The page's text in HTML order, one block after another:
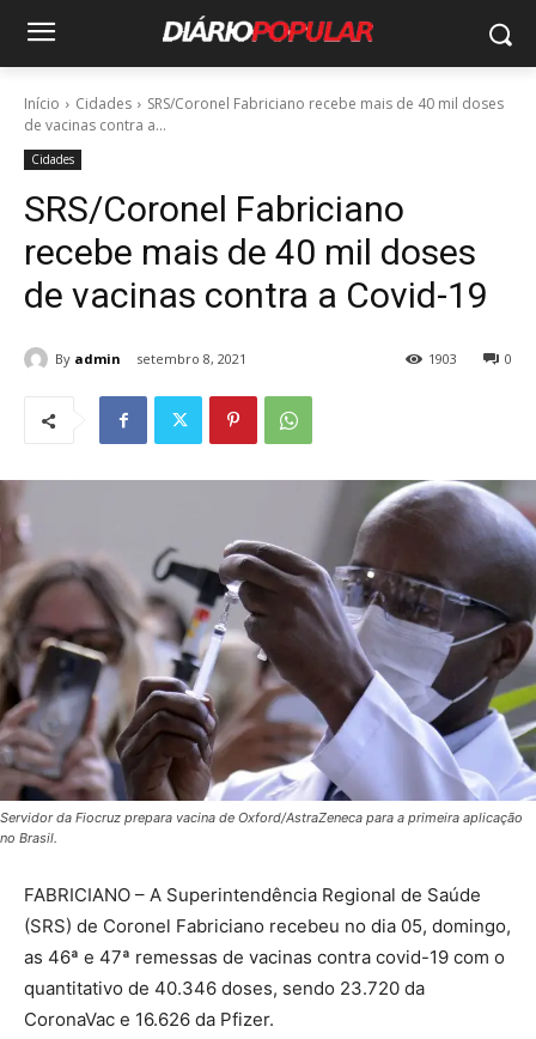
Início Cidades
SRS/Coronel Fabriciano recebe mais de 40 mil doses
de vacinas contra a...
Cidades
SRS/Coronel Fabriciano
recebe mais de 40 mil doses
de vacinas contra a Covid-19
By admin setembro 8, 2021 0
1903
Servidor da Fiocruz prepara vacina de Oxford/AstraZeneca para a primeira aplicação
no Brasil.
FABRICIANO – A Superintendência Regional de Saúde
(SRS) de Coronel Fabriciano recebeu no dia 05, domingo,
as 46ª e 47ª remessas de vacinas contra covid-19 com o
quantitativo de 40.346 doses, sendo 23.720 da
CoronaVac e 16.626 da Pfizer.